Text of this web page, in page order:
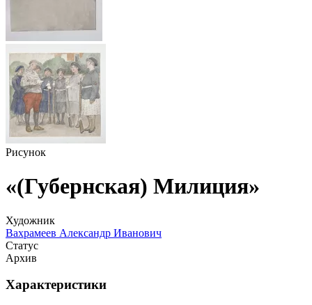
Рисунок
«(Губернская) Милиция»
Художник
Вахрамеев Александр Иванович
Статус
Архив
Характеристики